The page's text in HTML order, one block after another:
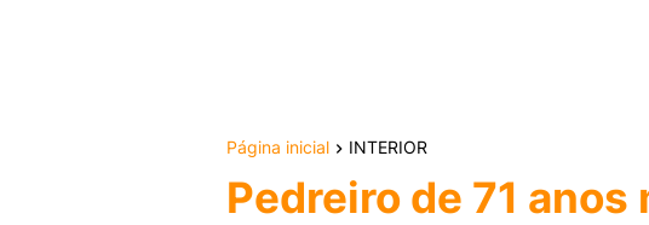
Página inicial INTERIOR
Pedreiro de 71